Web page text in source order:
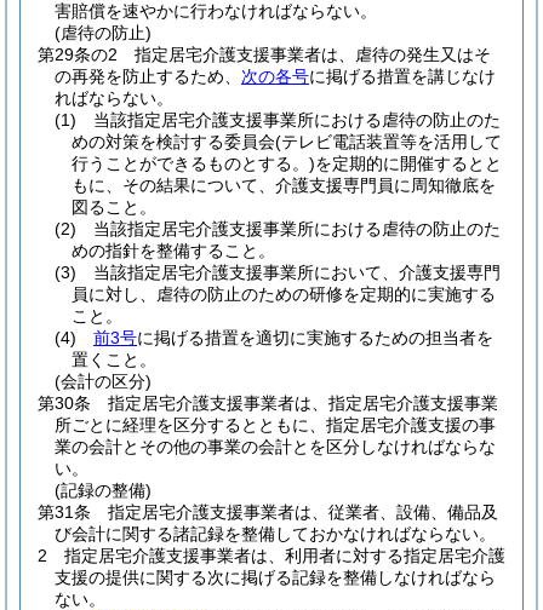
害賠償を速やかに行わなければならない。
(虐待の防止)
第29条の2
指定居宅介護支援事業者は、虐待の発生又はそ
の再発を防止するため、 次の各号に掲げる措置を講じなけ
ればならない。
(1)
当該指定居宅介護支援事業所における虐待の防止のた
めの対策を検討する委員会(テレビ電話装置等を活用して
行うことができるものとする。)を定期的に開催するとと
もに、その結果について、介護支援専門員に周知徹底を
図ること。
(2)
当該指定居宅介護支援事業所における虐待の防止のた
めの指針を整備すること。
(3)
当該指定居宅介護支援事業所において、介護支援専門
員に対し、虐待の防止のための研修を定期的に実施する
こと。
(4)
前3号に掲げる措置を適切に実施するための担当者を
置くこと。
(会計の区分)
第30条
指定居宅介護支援事業者は、指定居宅介護支援事業
所ごとに経理を区分するとともに、指定居宅介護支援の事
業の会計とその他の事業の会計とを区分しなければならな
い。
(記録の整備)
第31条
指定居宅介護支援事業者は、従業者、設備、備品及
び会計に関する諸記録を整備しておかなければならない。
2
指定居宅介護支援事業者は、利用者に対する指定居宅介護
支援の提供に関する次に掲げる記録を整備しなければなら
ない。